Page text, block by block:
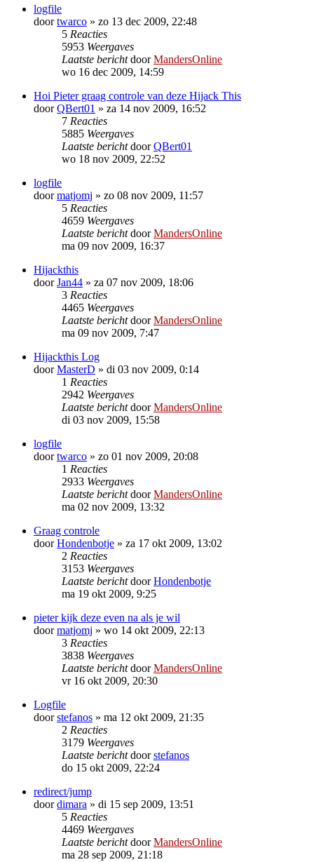
logfile
doortwarco » zo 13 dec 2009, 22:48
5 Reacties
5953 Weergaves
Laatste berichtdoorMandersOnline
wo 16 dec 2009, 14:59
Hoi Pieter graag controle van deze Hijack This
doorQBert01 » za 14 nov 2009, 16:52
7 Reacties
5885 Weergaves
Laatste berichtdoorQBert01
wo 18 nov 2009, 22:52
logfile
doormatjomj » zo 08 nov 2009, 11:57
5 Reacties
4659 Weergaves
Laatste berichtdoorMandersOnline
ma 09 nov 2009, 16:37
Hijackthis
doorJan44 » za 07 nov 2009, 18:06
3 Reacties
4465 Weergaves
Laatste berichtdoorMandersOnline
ma 09 nov 2009, 7:47
Hijackthis Log
doorMasterD » di 03 nov 2009, 0:14
1 Reacties
2942 Weergaves
Laatste berichtdoorMandersOnline
di 03 nov 2009, 15:58
logfile
doortwarco » zo 01 nov 2009, 20:08
1 Reacties
2933 Weergaves
Laatste berichtdoorMandersOnline
ma 02 nov 2009, 13:32
Graag controle
doorHondenbotje » za 17 okt 2009, 13:02
2 Reacties
3153 Weergaves
Laatste berichtdoorHondenbotje
ma 19 okt 2009, 9:25
pieter kijk deze even na als je wil
doormatjomj » wo 14 okt 2009, 22:13
3 Reacties
3838 Weergaves
Laatste berichtdoorMandersOnline
vr 16 okt 2009, 20:30
Logfile
doorstefanos » ma 12 okt 2009, 21:35
2 Reacties
3179 Weergaves
Laatste berichtdoorstefanos
do 15 okt 2009, 22:24
redirect/jump
doordimara » di 15 sep 2009, 13:51
5 Reacties
4469 Weergaves
Laatste berichtdoorMandersOnline
ma 28 sep 2009, 21:18